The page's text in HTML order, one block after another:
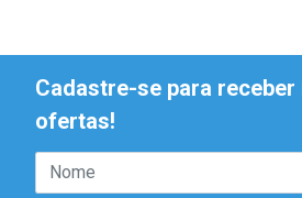
Cadastre-se para receber
ofertas!